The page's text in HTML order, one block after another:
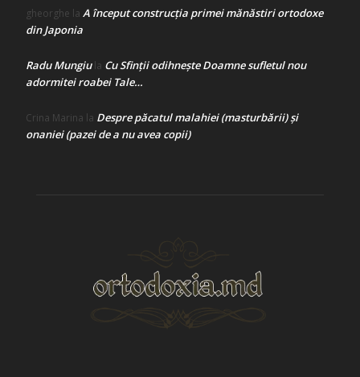
gheorghe la A început construcţia primei mănăstiri ortodoxe
din Japonia
Radu Mungiula Cu Sfinții odihnește Doamne sufletul nou
adormitei roabei Tale…
Crina Marina la Despre păcatul malahiei (masturbării) şi
onaniei (pazei de a nu avea copii)